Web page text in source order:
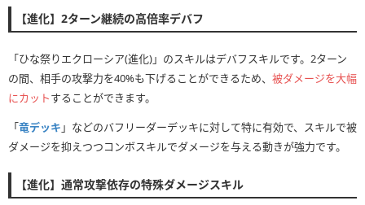
【進化】2ターン継続の高倍率デバフ
「ひな祭りエクローシア(進化)」のスキルはデバフスキルです。2ターン
の間、相手の攻撃力を40%も下げることができるため、 被ダメージを大幅
にカットすることができます。
「竜デッキ 」などのバフリーダーデッキに対して特に有効で、スキルで被
ダメージを抑えつつコンボスキルでダメージを与える動きが強力です。
【進化】通常攻撃依存の特殊ダメージスキル